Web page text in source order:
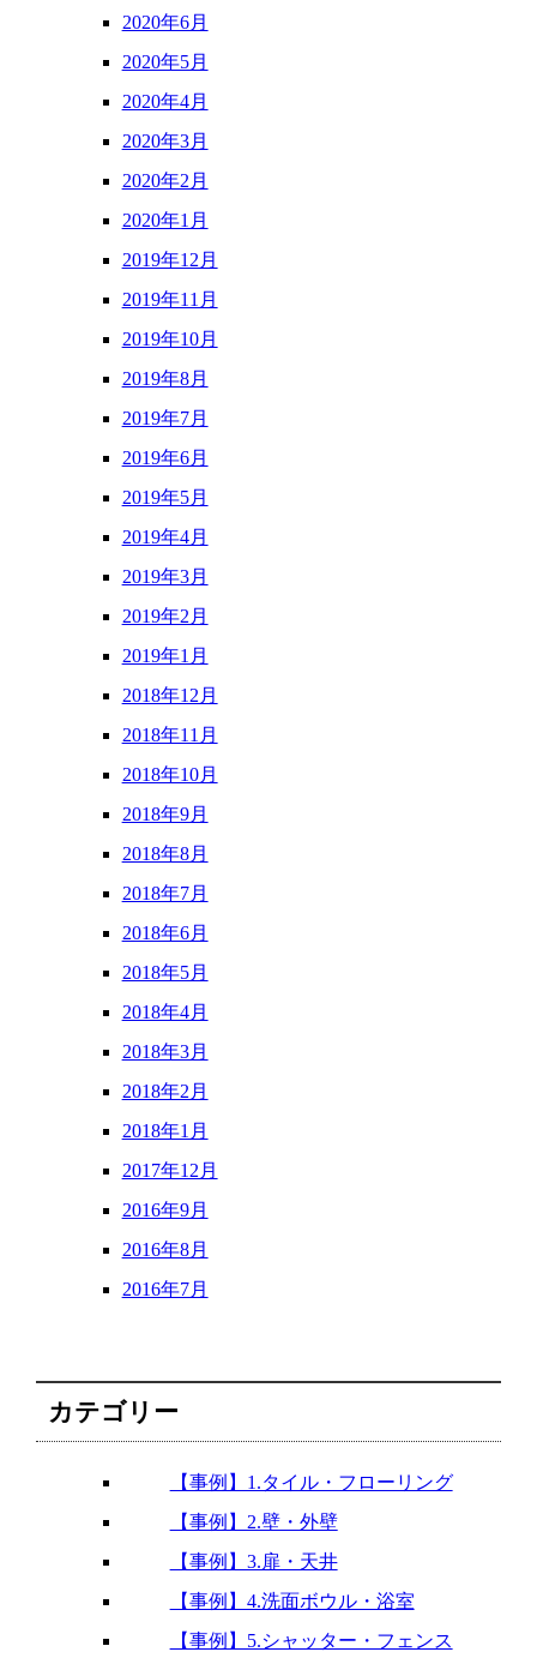
2020年6月
2020年5月
2020年4月
2020年3月
2020年2月
2020年1月
2019年12月
2019年11月
2019年10月
2019年8月
2019年7月
2019年6月
2019年5月
2019年4月
2019年3月
2019年2月
2019年1月
2018年12月
2018年11月
2018年10月
2018年9月
2018年8月
2018年7月
2018年6月
2018年5月
2018年4月
2018年3月
2018年2月
2018年1月
2017年12月
2016年9月
2016年8月
2016年7月
カテゴリー
【事例】1.タイル・フローリング
【事例】2.壁・外壁
【事例】3.扉・天井
【事例】4.洗面ボウル・浴室
【事例】5.シャッター・フェンス